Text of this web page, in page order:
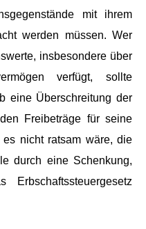
mit ihrem
werden müssen. Wer
insbesondere über
verfügt, sollte
eine Überschreitung der
Freibeträge für seine
nicht ratsam wäre, die
durch eine Schenkung,